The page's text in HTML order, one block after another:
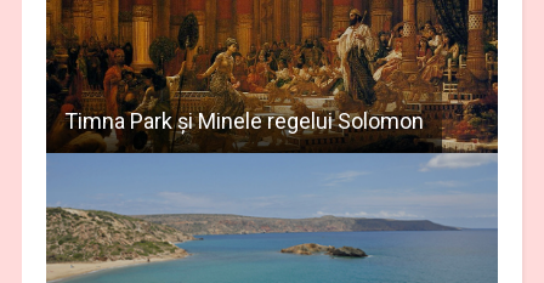
Timna Park şi Minele regelui Solomon